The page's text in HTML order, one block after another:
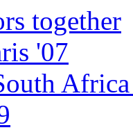
together
'07